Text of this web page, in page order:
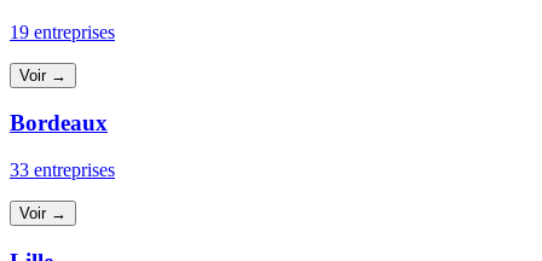
19 entreprises
Voir →
Bordeaux
33 entreprises
Voir →